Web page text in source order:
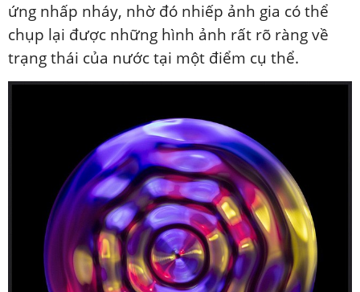
ứng nhấp nháy, nhờ đó nhiếp ảnh gia có thể
chụp lại được những hình ảnh rất rõ ràng về
trạng thái của nước tại một điểm cụ thể.